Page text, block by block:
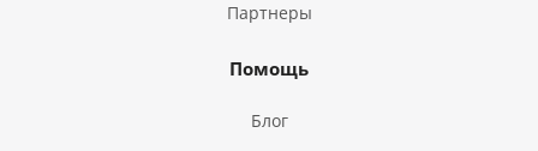
Партнеры
Помощь
Блог